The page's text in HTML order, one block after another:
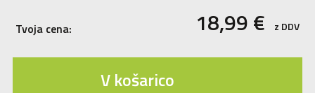
18,99€ z DDV
Tvoja cena:
V košarico